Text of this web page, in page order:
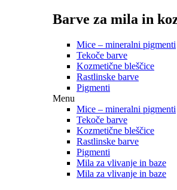
Barve za mila in
Mice – mineralni pigmenti
Tekoče barve
Kozmetične bleščice
Rastlinske barve
Pigmenti
Menu
Mice – mineralni pigmenti
Tekoče barve
Kozmetične bleščice
Rastlinske barve
Pigmenti
Mila za vlivanje in baze
Mila za vlivanje in baze